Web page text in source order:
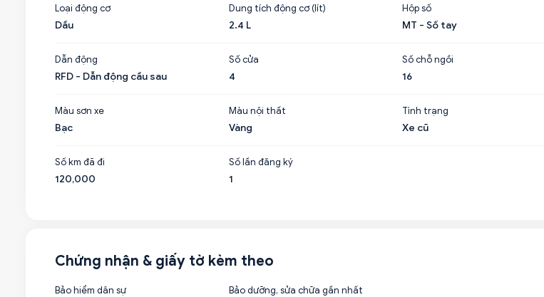
Loại động cơ
Dầu
Dung tích động cơ (lít)
2.4 L
Hộp số
MT - Số tay
Dẫn động
RFD - Dẫn động cầu sau
Số cửa
4
Số chỗ ngồi
16
Màu sơn xe
Bạc
Màu nội thất
Vàng
Tình trạng
Xe cũ
Số km đã đi
120,000
Số lần đăng ký
1
Chứng nhận & giấy tờ kèm theo
Bảo hiểm dân sự
Bảo dưỡng, sửa chữa gần nhất